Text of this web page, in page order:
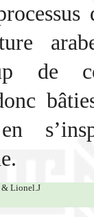
de
& Lionel.J